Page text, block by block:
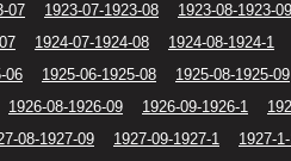
07 1923-07-1923-08 1923-08-1923-09
1924-07-1924-08 1924-08-1924-1
06 1925-06-1925-08 1925-08-1925-09
1926-08-1926-09 1926-09-1926-1
08-1927-09 1927-09-1927-1 1927-